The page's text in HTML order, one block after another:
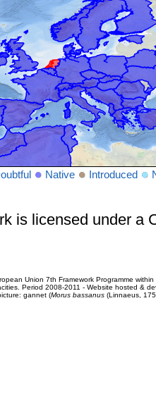
Native Introduced
is licensed under a
Union 7th Framework Programme
Period 2008-2011 - Website hosted &
gannet (Morus bassanus(Linnaeus,